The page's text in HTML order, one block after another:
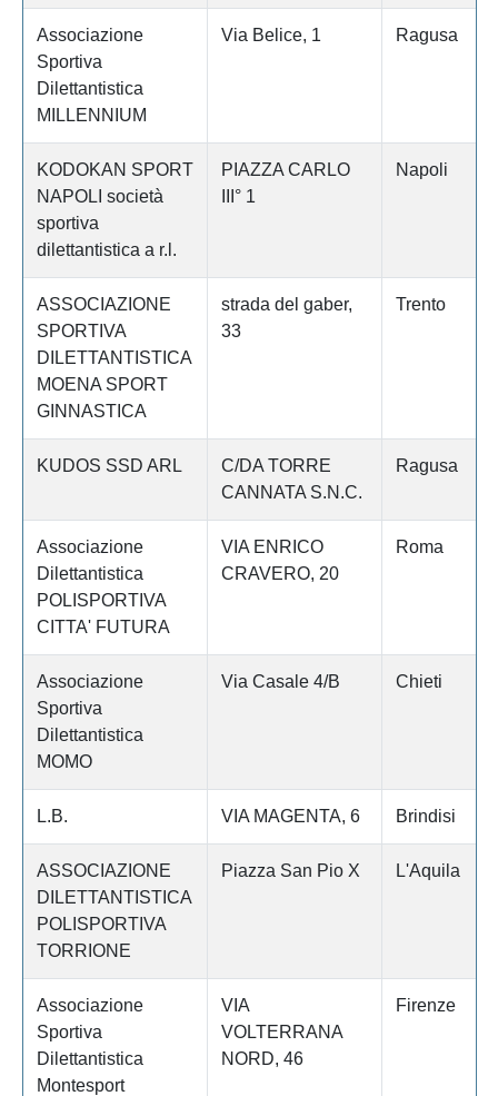
Associazione
Sportiva
Dilettantistica
MILLENNIUM
Via Belice, 1 Ragusa
KODOKAN SPORT
NAPOLI società
sportiva
dilettantistica a r.l.
PIAZZA CARLO
III° 1
Napoli
ASSOCIAZIONE
SPORTIVA
DILETTANTISTICA
MOENA SPORT
GINNASTICA
strada del gaber,
33
Trento
KUDOS SSD ARL
C/DA TORRE
CANNATA S.N.C.
Ragusa
Associazione
Dilettantistica
POLISPORTIVA
CITTA' FUTURA
VIA ENRICO
CRAVERO, 20
Roma
Associazione
Sportiva
Dilettantistica
MOMO
Via Casale 4/B Chieti
L.B. VIA MAGENTA, 6 Brindisi
ASSOCIAZIONE
DILETTANTISTICA
POLISPORTIVA
TORRIONE
Piazza San Pio X L'Aquila
Associazione
Sportiva
Dilettantistica
Montesport
VIA
VOLTERRANA
NORD, 46
Firenze